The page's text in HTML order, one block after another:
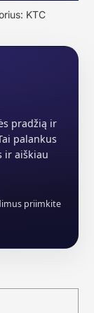
KTC
pradžią ir
palankus
ir aiškiau
priimkite